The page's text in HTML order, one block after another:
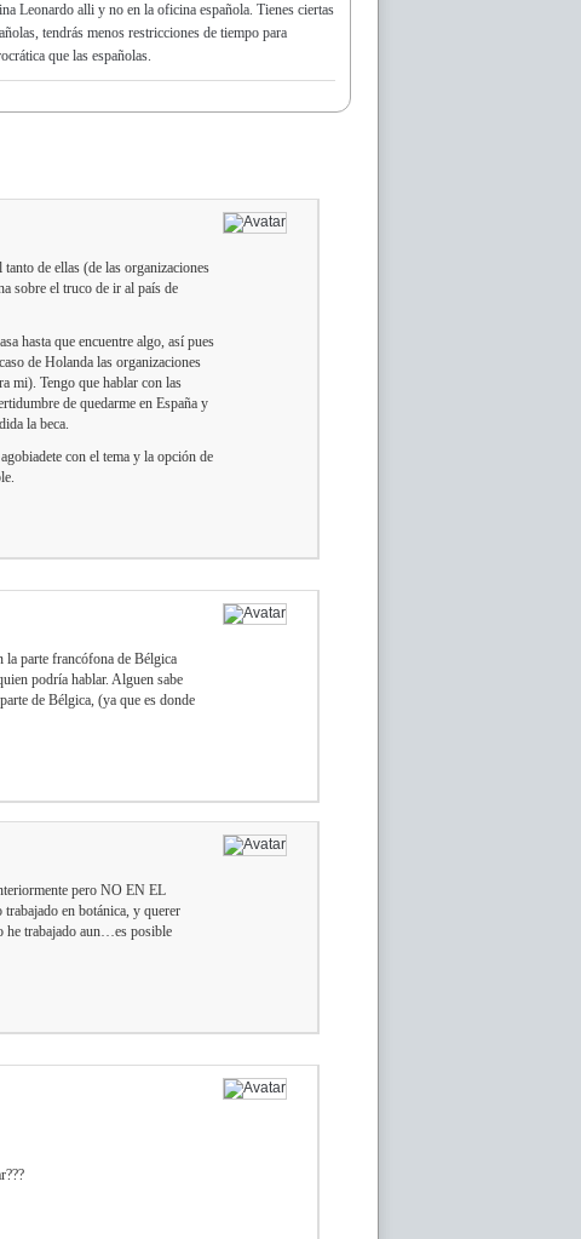
Leonardo alli y no en la oficina española. Tienes ciertas
tendrás menos restricciones de tiempo para
que las españolas.
de ellas (de las organizaciones
sobre el truco de ir al país de
hasta que encuentre algo, así pues
de Holanda las organizaciones
mi). Tengo que hablar con las
de quedarme en España y
la beca.
con el tema y la opción de
la parte francófona de Bélgica
podría hablar. Alguen sabe
de Bélgica, (ya que es donde
pero NO EN EL
en botánica, y querer
he trabajado aun…es posible